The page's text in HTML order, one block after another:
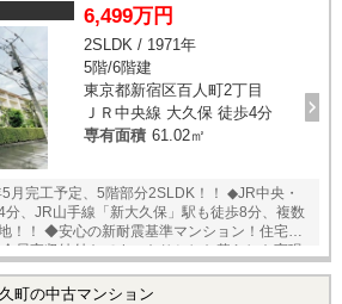
※要空き確認 バイク置場：11区画 月額3000
区画 月額500円※要空き確認 ペット飼育：
容 ・ユニットバス
井壁クロス貼替 ・食洗器付システムキッチン
ング貼替 ・巾木貼替 ・洗面化粧台
） ・フロアタイル交換：玄関、洗面、ト
トイレ（Panasonic） ・エアコン設置（1
ベリティス） ・追焚付給湯器交換 ・玄
・シーリングライト（3台） ・カーテンレ
年3月完工）
6,499万円
2SLDK / 1971年
5階/6階建
東京都新宿区百人町2丁目
ＪＲ中央線 大久保 徒歩4分
専有面積 61.02㎡
予定、5階部分2SLDK！！ ◆JR中央・
、JR山手線「新大久保」駅も徒歩8分、複数
ン！住宅ロ
町の中古マンション